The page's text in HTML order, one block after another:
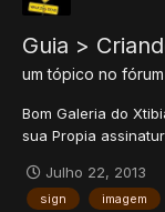
Guia >
um tópico no
Bom Galeria do
sua Propia
). Crie um novo
400 Altura 100 (
Julho 22, 2013
sign imagem